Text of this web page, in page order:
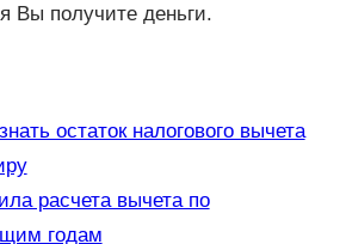
Вы получите деньги.
остаток налогового вычета
расчета вычета по
годам